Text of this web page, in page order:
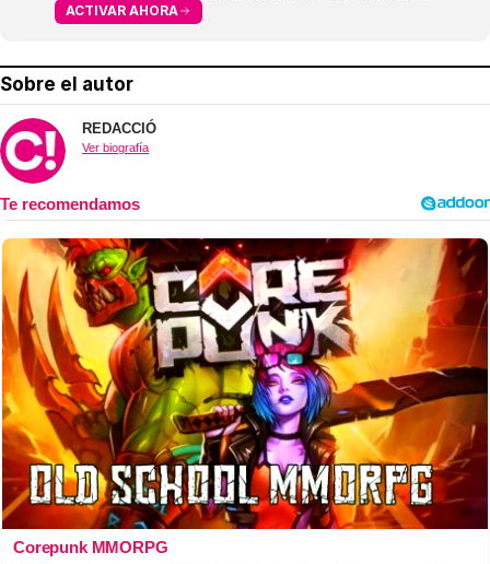
ACTIVAR AHORA
Sobre el autor
REDACCIÓ
Ver biografía
Corepunk MMORPG